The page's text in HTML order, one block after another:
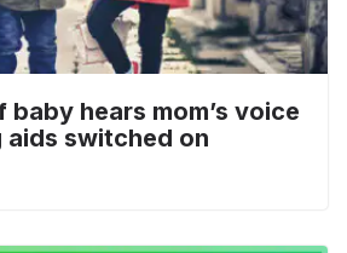
baby hears mom’s voice
aids switched on